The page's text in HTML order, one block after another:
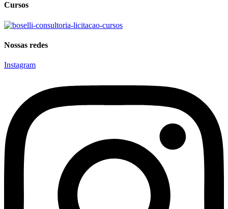
Cursos
Nossas redes
Instagram